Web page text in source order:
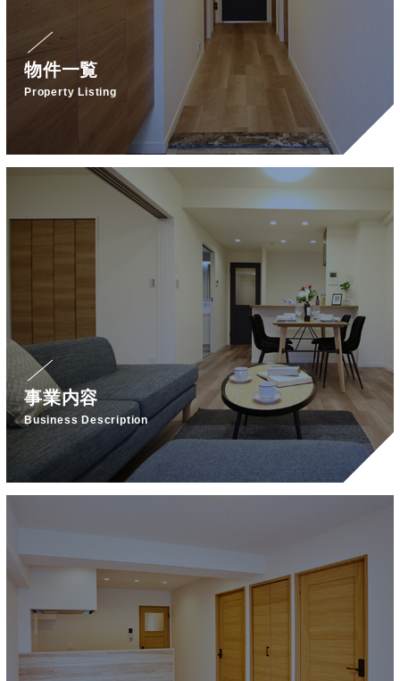
物件一覧
Property Listing
事業内容
Business Description